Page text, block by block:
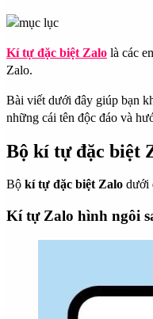
Kí tự đặc biệt Zalo là các
Zalo.
Bài viết dưới đây giúp bạn
những cái tên độc đáo và
Bộ kí tự đặc biệt
Bộ kí tự đặc biệt Zalo dưới
Kí tự Zalo hình ngôi